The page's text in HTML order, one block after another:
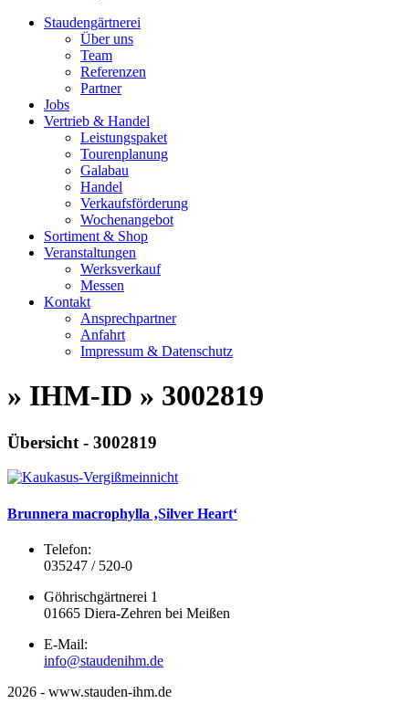
Staudengärtnerei
Über uns
Team
Referenzen
Partner
Jobs
Vertrieb & Handel
Leistungspaket
Tourenplanung
Galabau
Handel
Verkaufsförderung
Wochenangebot
Sortiment & Shop
Veranstaltungen
Werksverkauf
Messen
Kontakt
Ansprechpartner
Anfahrt
Impressum & Datenschutz
» IHM-ID » 3002819
Übersicht - 3002819
Brunnera macrophylla ‚Silver Heart‘
Telefon:
035247 / 520-0
Göhrischgärtnerei 1
01665 Diera-Zehren bei Meißen
E-Mail:
info@staudenihm.de
2026 - www.stauden-ihm.de